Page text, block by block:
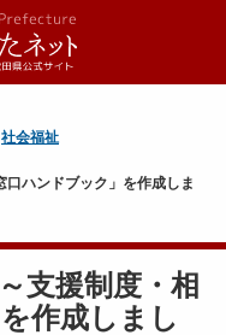
社会福祉
口ハンドブック」を作成しま
支援制度・相
作成しまし